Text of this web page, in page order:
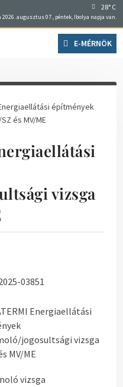
28° C
2026. augusztus 07., péntek, Ibolya napja van.
E-MÉRNÖK
Energiaellátási építmények
és MV/ME
vizsga
03851
Energiaellátási
jogosultsági vizsga
MV/ME
vizsga